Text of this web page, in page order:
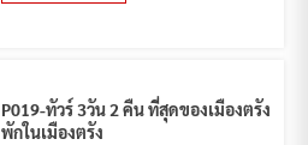
P019-ทัวร์ 3วัน 2 คืน ที่สุดของเมืองตรัง
พักในเมืองตรัง